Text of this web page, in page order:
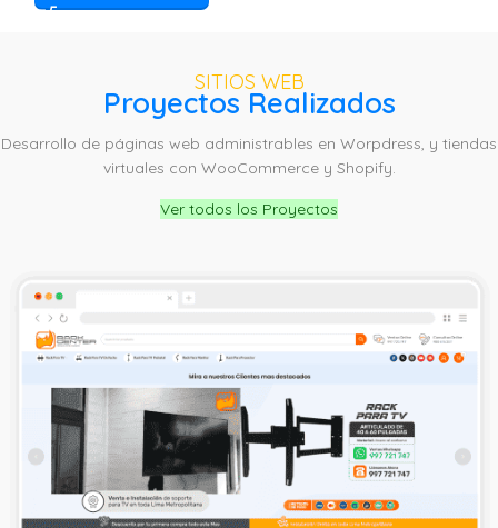
SITIOS WEB
Proyectos Realizados
Desarrollo de páginas web administrables en Worpdress, y tiendas
virtuales con WooCommerce y Shopify.
Ver todos los Proyectos